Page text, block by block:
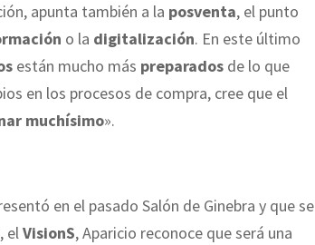
apunta también a la posventa, el punto
o la digitalización. En este último
están mucho más preparados de lo que
en los procesos de compra, cree que el
muchísimo».
en el pasado Salón de Ginebra y que se
elVisionS, Aparicio reconoce que será una